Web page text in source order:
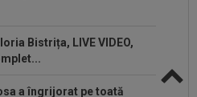
Bistrița, LIVE VIDEO,
a îngrijorat pe toată